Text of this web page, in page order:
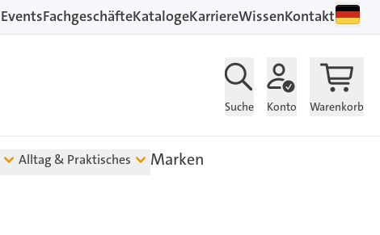
EventsFachgeschäfteKatalogeKarriereWissenKontakt
Suche Konto Warenkorb
Alltag & Praktisches Marken